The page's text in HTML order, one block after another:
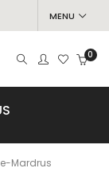
MENU
0
Mardrus